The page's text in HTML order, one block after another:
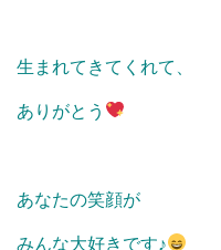
生まれてきてくれて、
ありがとう
あなたの笑顔が
みんな大好きです♪